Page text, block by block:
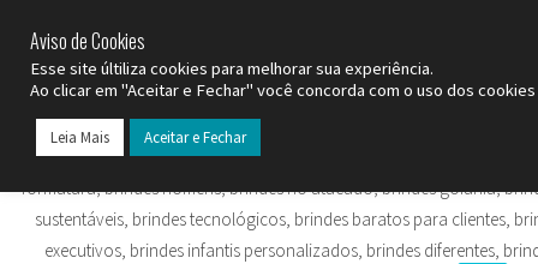
Aviso de Cookies
Esse site últiliza cookies para melhorar sua experiência.
Ao clicar em "Aceitar e Fechar" você concorda com o uso dos
Leia Mais Aceitar e Fechar